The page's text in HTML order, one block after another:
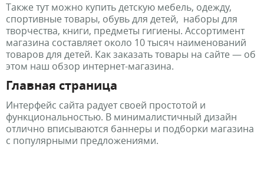
Также тут можно купить детскую мебель, одежду,
спортивные товары, обувь для детей, наборы для
творчества, книги, предметы гигиены. Ассортимент
магазина составляет около 10 тысяч наименований
товаров для детей. Как заказать товары на сайте — об
этом наш обзор интернет-магазина.
Главная страница
Интерфейс сайта радует своей простотой и
функциональностью. В минималистичный дизайн
отлично вписываются баннеры и подборки магазина
с популярными предложениями.